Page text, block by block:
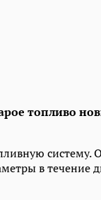
топливо
систему.
в течение